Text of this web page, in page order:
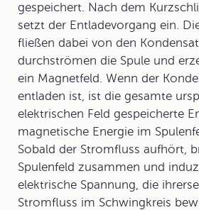
gespeichert. Nach dem
setzt der Entladevorgang ein.
fließen dabei von den
durchströmen die Spule und
ein Magnetfeld. Wenn der
entladen ist, ist die gesamte
elektrischen Feld gespeicherte
magnetische Energie im
Sobald der Stromfluss aufhört,
Spulenfeld zusammen und
elektrische Spannung, die
Stromfluss im Schwingkreis